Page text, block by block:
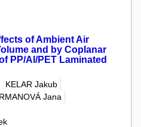
of Ambient Air
and by Coplanar
PP/Al/PET Laminated
KELAR Jakub
Jana